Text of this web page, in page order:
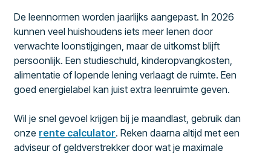
De leennormen worden jaarlijks aangepast. In 2026
kunnen veel huishoudens iets meer lenen door
verwachte loonstijgingen, maar de uitkomst blijft
persoonlijk. Een studieschuld, kinderopvangkosten,
alimentatie of lopende lening verlaagt de ruimte. Een
goed energielabel kan juist extra leenruimte geven.
Wil je snel gevoel krijgen bij je maandlast, gebruik dan
onze rente calculator. Reken daarna altijd met een
adviseur of geldverstrekker door wat je maximale